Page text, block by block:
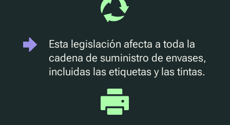
Aldi
Entender la próxima legislación
Esta legislación afecta a toda la
cadena de suministro de envases,
incluidas las etiquetas y las tintas.